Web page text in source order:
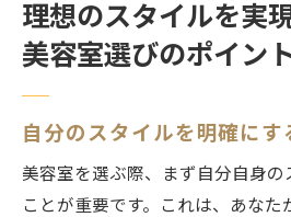
理想のスタイルを実
美容室選びのポイント
自分のスタイルを明確にす
美容室を選ぶ際、まず自分自身の
ことが重要です。これは、あなた